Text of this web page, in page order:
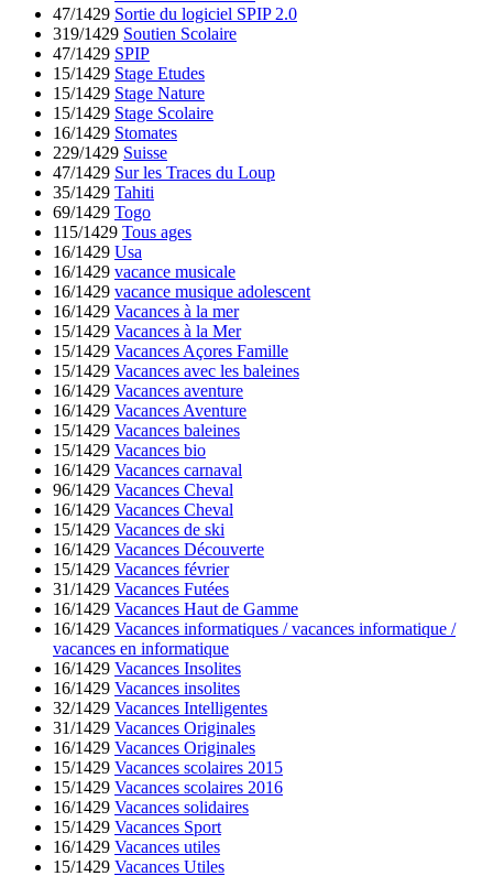
47/1429 Sortie du logiciel SPIP 2.0
319/1429 Soutien Scolaire
47/1429 SPIP
15/1429 Stage Etudes
15/1429 Stage Nature
15/1429 Stage Scolaire
16/1429 Stomates
229/1429 Suisse
47/1429 Sur les Traces du Loup
35/1429 Tahiti
69/1429 Togo
115/1429 Tous ages
16/1429 Usa
16/1429 vacance musicale
16/1429 vacance musique adolescent
16/1429 Vacances à la mer
15/1429 Vacances à la Mer
15/1429 Vacances Açores Famille
15/1429 Vacances avec les baleines
16/1429 Vacances aventure
16/1429 Vacances Aventure
15/1429 Vacances baleines
15/1429 Vacances bio
16/1429 Vacances carnaval
96/1429 Vacances Cheval
16/1429 Vacances Cheval
15/1429 Vacances de ski
16/1429 Vacances Découverte
15/1429 Vacances février
31/1429 Vacances Futées
16/1429 Vacances Haut de Gamme
16/1429 Vacances informatiques / vacances informatique /
vacances en informatique
16/1429 Vacances Insolites
16/1429 Vacances insolites
32/1429 Vacances Intelligentes
31/1429 Vacances Originales
16/1429 Vacances Originales
15/1429 Vacances scolaires 2015
15/1429 Vacances scolaires 2016
16/1429 Vacances solidaires
15/1429 Vacances Sport
16/1429 Vacances utiles
15/1429 Vacances Utiles